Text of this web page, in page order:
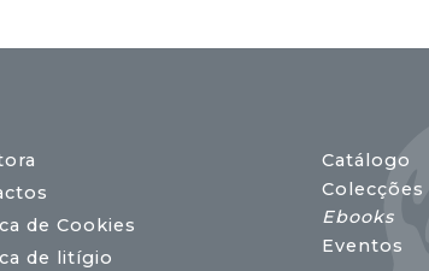
de Cookies
de litígio
Catálogo
Colecções
Ebooks
Eventos